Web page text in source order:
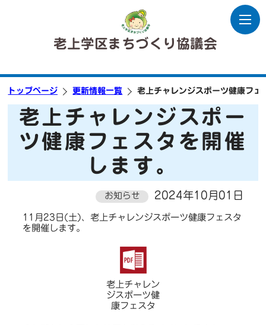
老上学区まちづくり協議会
トップページ 更新情報一覧 老上チャレンジスポーツ健康フェ
老上チャレンジスポー
ツ健康フェスタを開催
します。
お知らせ 2024年10月01日
11月23日(土)、老上チャレンジスポーツ健康フェスタ
を開催します。
老上チャレン
ジスポーツ健
康フェスタ